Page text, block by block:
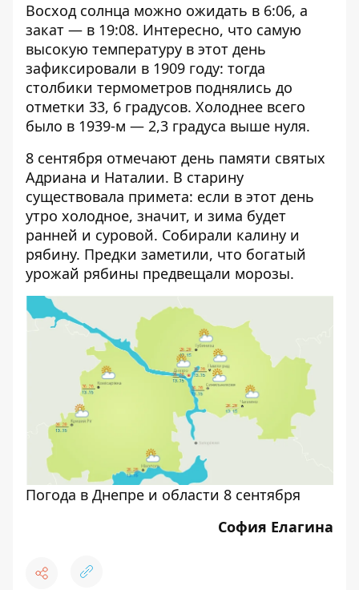
Восход солнца можно ожидать в 6:06, а
закат — в 19:08. Интересно, что самую
высокую температуру в этот день
зафиксировали в 1909 году: тогда
столбики термометров поднялись до
отметки 33, 6 градусов. Холоднее всего
было в 1939-м — 2,3 градуса выше нуля.
8 сентября отмечают день памяти святых
Адриана и Наталии. В старину
существовала примета: если в этот день
утро холодное, значит, и зима будет
ранней и суровой. Собирали калину и
рябину. Предки заметили, что богатый
урожай рябины предвещали морозы.
Погода в Днепре и области 8 сентября
София Елагина